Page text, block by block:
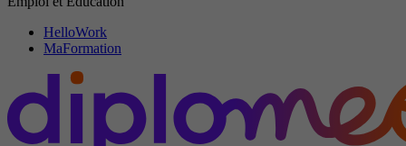
HelloWork
MaFormation